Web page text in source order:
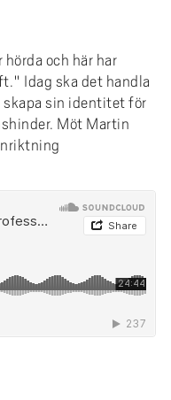
och här har
Idag ska det handla
sin identitet för
Möt Martin